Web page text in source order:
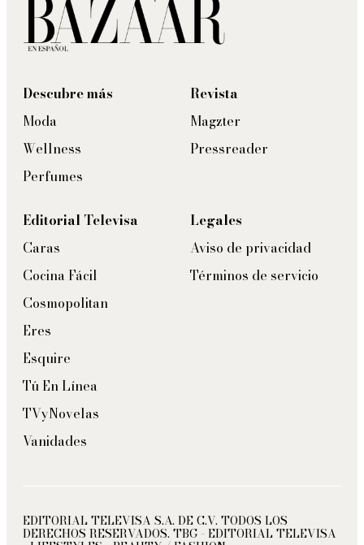
Descubre más
Moda
Wellness
Perfumes
Revista
Magzter
Pressreader
Editorial Televisa
Caras
Cocina Fácil
Cosmopolitan
Eres
Esquire
Tú En Línea
TVyNovelas
Vanidades
Legales
Aviso de privacidad
Términos de servicio
EDITORIAL TELEVISA S.A. DE C.V. TODOS LOS
DERECHOS RESERVADOS. TBG - EDITORIAL TELEVISA